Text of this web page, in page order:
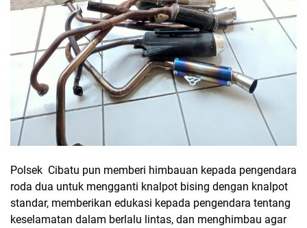
Polsek Cibatu pun memberi himbauan kepada pengendara
roda dua untuk mengganti knalpot bising dengan knalpot
standar, memberikan edukasi kepada pengendara tentang
keselamatan dalam berlalu lintas, dan menghimbau agar